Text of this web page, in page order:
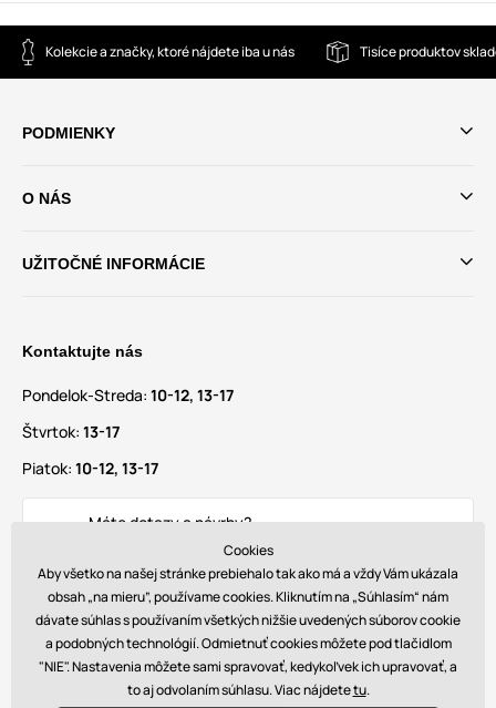
Kolekcie a značky, ktoré nájdete iba u nás Tisíce produktov
PODMIENKY
O NÁS
UŽITOČNÉ INFORMÁCIE
Kontaktujte nás
Pondelok-Streda: 10-12, 13-17
Štvrtok: 13-17
Piatok: 10-12, 13-17
Máte dotazy a návrhy?
info@glamadise.sk
Nájdete nás tiež na
Cookies
Aby všetko na našej stránke prebiehalo tak ako má a vždy Vám ukázala
obsah „na mieru”, používame cookies. Kliknutím na „Súhlasím“ nám
dávate súhlas s používaním všetkých nižšie uvedených súborov cookie
a podobných technológií. Odmietnuť cookies môžete pod tlačidlom
"NIE". Nastavenia môžete sami spravovať, kedykoľvek ich upravovať, a
to aj odvolaním súhlasu. Viac nájdetetu.